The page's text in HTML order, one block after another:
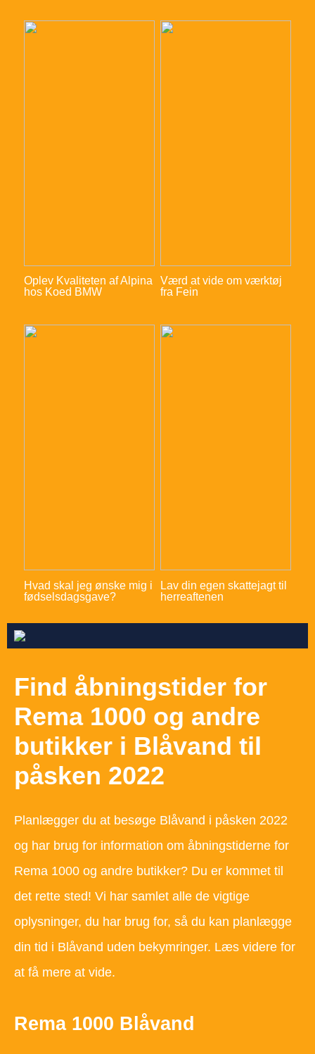
Oplev Kvaliteten af Alpina
hos Koed BMW
Værd at vide om værktøj
fra Fein
Hvad skal jeg ønske mig i
fødselsdagsgave?
Lav din egen skattejagt til
herreaftenen
Find åbningstider for
Rema 1000 og andre
butikker i Blåvand til
påsken 2022
Planlægger du at besøge Blåvand i påsken 2022
og har brug for information om åbningstiderne for
Rema 1000 og andre butikker? Du er kommet til
det rette sted! Vi har samlet alle de vigtige
oplysninger, du har brug for, så du kan planlægge
din tid i Blåvand uden bekymringer. Læs videre for
at få mere at vide.
Rema 1000 Blåvand